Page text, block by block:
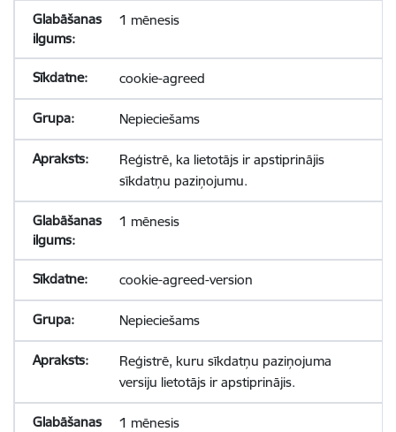
1 mēnesis
cookie-agreed
Nepieciešams
Reģistrē, ka lietotājs ir apstiprinājis
sīkdatņu paziņojumu.
1 mēnesis
cookie-agreed-version
Nepieciešams
Reģistrē, kuru sīkdatņu paziņojuma
versiju lietotājs ir apstiprinājis.
1 mēnesis